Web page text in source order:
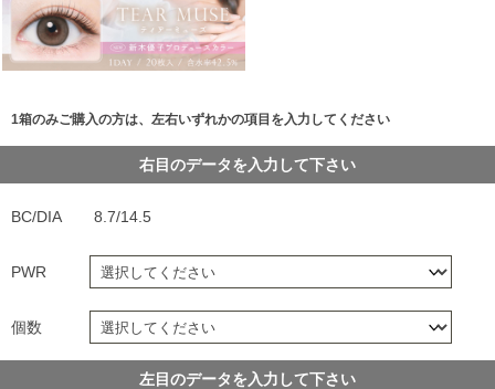
1箱のみご購入の方は、左右いずれかの項目を入力してください
右目のデータを入力して下さい
BC/DIA 8.7/14.5
PWR
個数
左目のデータを入力して下さい